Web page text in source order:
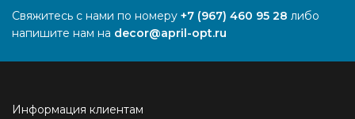
Свяжитесь с нами по номеру +7 (967) 460 95 28 либо
напишите нам на decor@april-opt.ru
Информация клиентам